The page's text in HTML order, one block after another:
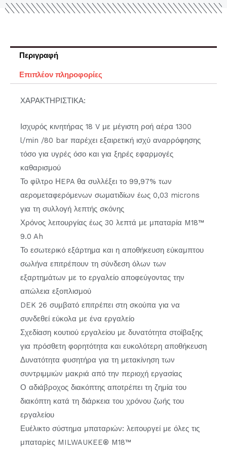
Περιγραφή
Επιπλέον πληροφορίες
ΧΑΡΑΚΤΗΡΙΣΤΙΚΑ:
Ισχυρός κινητήρας 18 V με μέγιστη ροή αέρα 1300
l/min /80 bar παρέχει εξαιρετική ισχύ αναρρόφησης
τόσο για υγρές όσο και για ξηρές εφαρμογές
καθαρισμού
Το φίλτρο ΗEPA θα συλλέξει το 99,97% των
αερομεταφερόμενων σωματιδίων έως 0,03 microns
για τη συλλογή λεπτής σκόνης
Χρόνος λειτουργίας έως 30 λεπτά με μπαταρία M18™
9.0 Ah
Το εσωτερικό εξάρτημα και η αποθήκευση εύκαμπτου
σωλήνα επιτρέπουν τη σύνδεση όλων των
εξαρτημάτων με το εργαλείο αποφεύγοντας την
απώλεια εξοπλισμού
DEK 26 συμβατό επιτρέπει στη σκούπα για να
συνδεθεί εύκολα με ένα εργαλείο
Σχεδίαση κουτιού εργαλείου με δυνατότητα στοίβαξης
για πρόσθετη φορητότητα και ευκολότερη αποθήκευση
Δυνατότητα φυσητήρα για τη μετακίνηση των
συντριμμιών μακριά από την περιοχή εργασίας
Ο αδιάβροχος διακόπτης αποτρέπει τη ζημία του
διακόπτη κατά τη διάρκεια του χρόνου ζωής του
εργαλείου
Ευέλικτο σύστημα μπαταριών: λειτουργεί με όλες τις
μπαταρίες MILWAUKEE® M18™